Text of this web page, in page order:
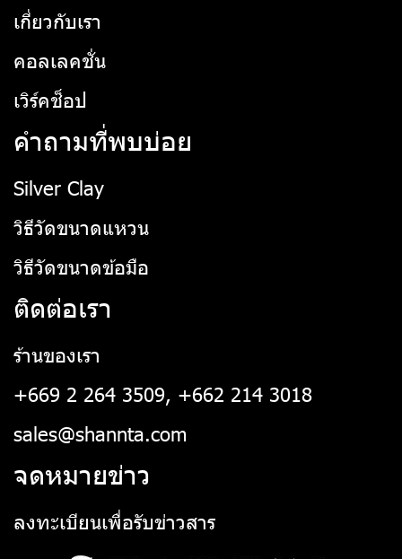
เกี่ยวกับเรา
คอลเลคชั่น
เวิร์คช็อป
คำถามที่พบบ่อย
Silver Clay
วิธีวัดขนาดแหวน
วิธีวัดขนาดข้อมือ
ติดต่อเรา
ร้านของเรา
+669 2 264 3509, +662 214 3018
sales@shannta.com
จดหมายข่าว
ลงทะเบียนเพื่อรับข่าวสาร